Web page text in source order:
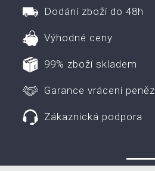
Dodání zboží do 48h
Výhodné ceny
99% zboží skladem
Garance vrácení peněz
Zákaznická podpora